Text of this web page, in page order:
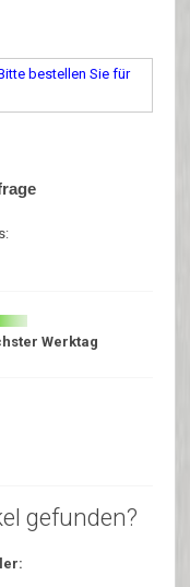
bestellen Sie für
Werktag
gefunden?